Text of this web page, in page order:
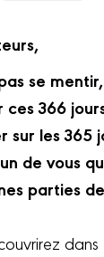
se
ces 366
sur les 365
de vous
parties